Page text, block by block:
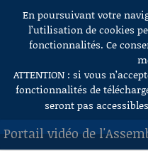
Aller au contenu
En poursuivant votre
l’utilisation de cookies
fonctionnalités. Ce
ATTENTION : si vous
fonctionnalités de
seront pas accessibles
Portail vidéo de